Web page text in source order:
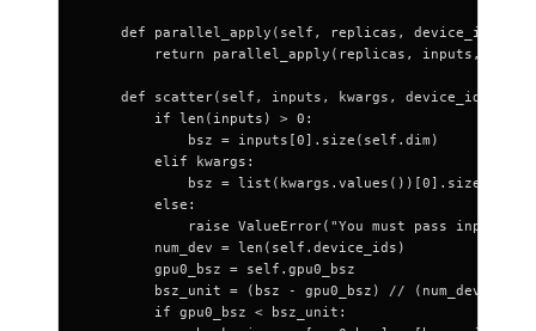
def parallel_apply(self, replicas, device_ids,
return parallel_apply(replicas, inputs,
    def scatter(self, inputs, kwargs, device_ids):
        if len(inputs) > 0:
            bsz = inputs[0].size(self.dim)
        elif kwargs:
bsz =
        else:
raise ValueError("You must pass inputs
        num_dev = len(self.device_ids)
        gpu0_bsz = self.gpu0_bsz
        bsz_unit = (bsz - gpu0_bsz) // (num_dev - 1)
        if gpu0_bsz < bsz_unit: